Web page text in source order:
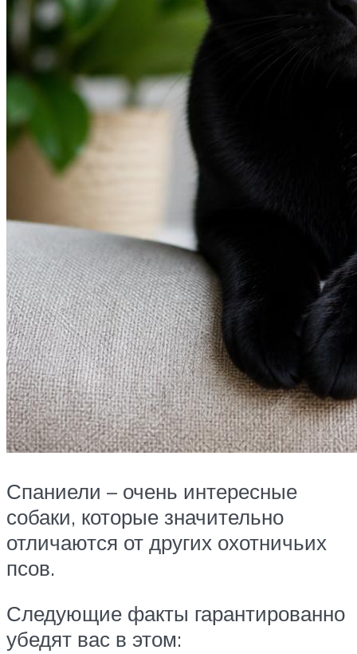
Спаниели – очень интересные
собаки, которые значительно
отличаются от других охотничьих
псов.
Следующие факты гарантированно
убедят вас в этом: